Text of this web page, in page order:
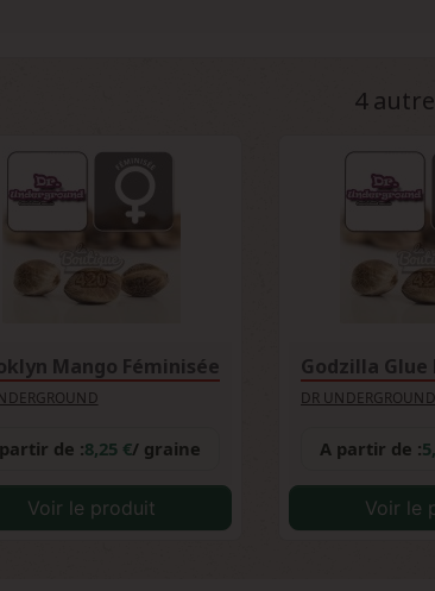
particulièrement lors d'écarts de température
4
Mango Féminisée
de :8,25 €/ graine
Voir le produit
Godzilla Glue
DR UNDERGROUND
A partir de :
Voir le